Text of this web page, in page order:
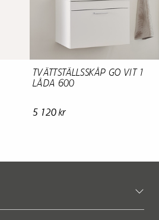
TVÄTTSTÄLLSSKÅP GO VIT 1
LÅDA 600
5 120 kr